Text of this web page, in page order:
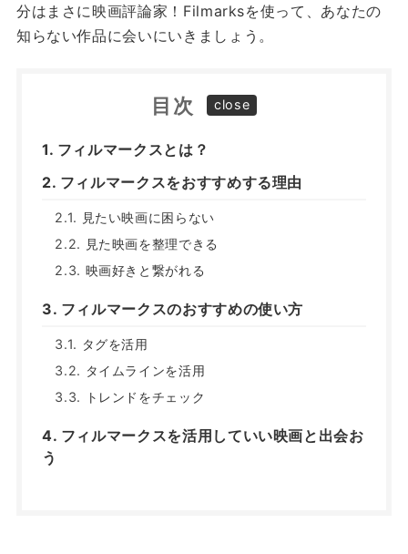
分はまさに映画評論家！ Filmarksを使って、あなたの
知らない作品に会いにいきましょう。
目次
フィルマークスとは？
フィルマークスをおすすめする理由
見たい映画に困らない
見た映画を整理できる
映画好きと繋がれる
フィルマークスのおすすめの使い方
タグを活用
タイムラインを活用
トレンドをチェック
フィルマークスを活用していい映画と出会お
う